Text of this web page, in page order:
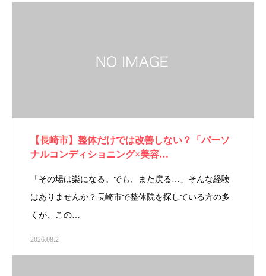
【長崎市】整体だけでは改善しない？「パーソ
ナルコンディショニング×美容…
「その場は楽になる。でも、また戻る…」そんな経験
はありませんか？長崎市で整体院を探している方の多
くが、この…
2026.08.2